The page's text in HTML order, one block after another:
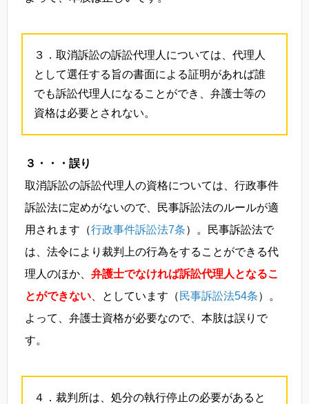
３．取消訴訟の訴訟代理人については、代理人
として選任する旨の書面による証明があれば誰
でも訴訟代理人になることができ、弁護士等の
資格は必要とされない。
３・・・誤り
取消訴訟の訴訟代理人の資格については、行政事件
訴訟法に定めがないので、民事訴訟法のルールが適
用されます（行政事件訴訟法7条）。民事訴訟法で
は、法令により裁判上の行為をすることができる代
理人のほか、 弁護士でなければ訴訟代理人となるこ
とができない 、としています（ 民事訴訟法54条）。
よって、弁護士資格が必要なので、本肢は誤りで
す。
４．裁判所は、処分の執行停止の必要があると